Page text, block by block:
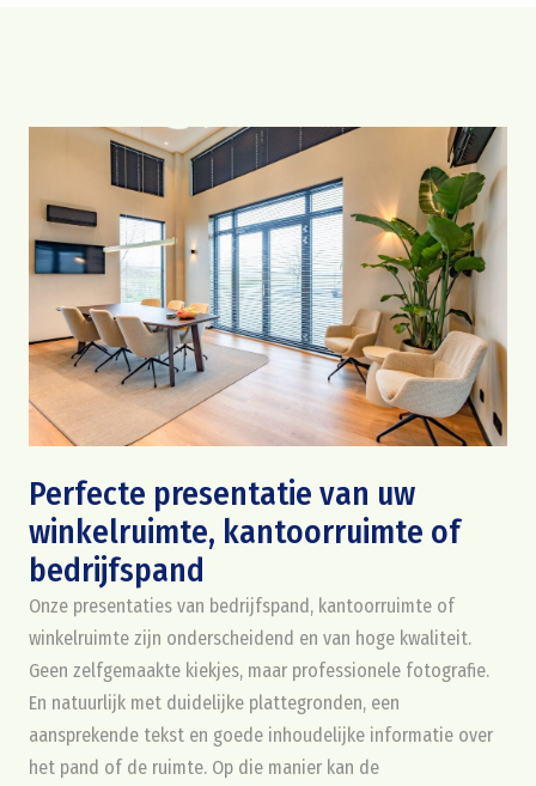
Perfecte presentatie van uw
winkelruimte, kantoorruimte of
bedrijfspand
Onze presentaties van bedrijfspand, kantoorruimte of
winkelruimte zijn onderscheidend en van hoge kwaliteit.
Geen zelfgemaakte kiekjes, maar professionele fotografie.
En natuurlijk met duidelijke plattegronden, een
aansprekende tekst en goede inhoudelijke informatie over
het pand of de ruimte. Op die manier kan de